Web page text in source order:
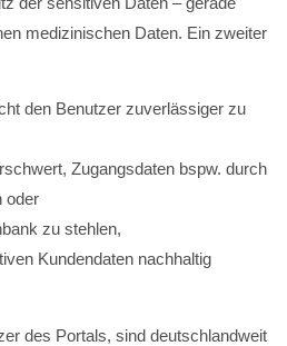
medizinischen Daten. Ein zweiter
den Benutzer zuverlässiger zu
Zugangsdaten bspw. durch
oder
zu stehlen,
Kundendaten nachhaltig
des Portals, sind deutschlandweit